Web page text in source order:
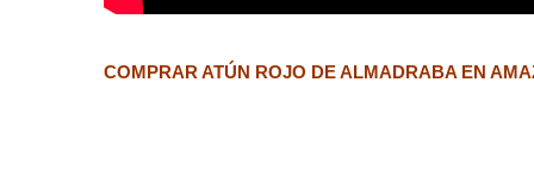
COMPRAR ATÚN ROJO DE ALMADRABA EN